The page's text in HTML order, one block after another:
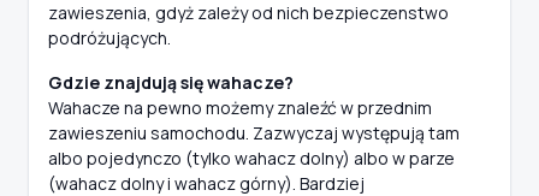
zawieszenia, gdyż zależy od nich bezpieczenstwo
podróżujących.
Gdzie znajdują się wahacze?
Wahacze na pewno możemy znaleźć w przednim
zawieszeniu samochodu. Zazwyczaj występują tam
albo pojedynczo (tylko wahacz dolny) albo w parze
(wahacz dolny i wahacz górny). Bardziej